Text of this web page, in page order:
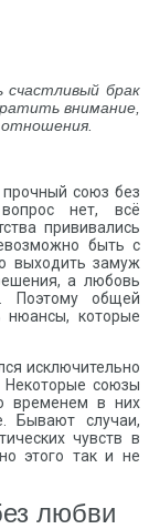
брак
внимание,
союз без
нет, всё
прививались
быть с
выходить замуж
а любовь
Поэтому общей
нюансы, которые
исключительно
Некоторые союзы
временем в них
Бывают случаи,
чувств в
этого так и не
любви